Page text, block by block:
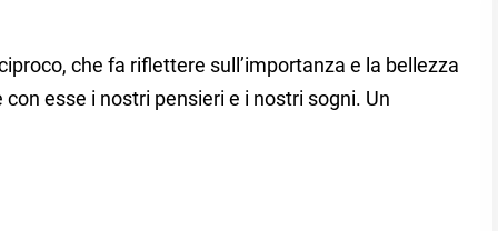
che fa riflettere sull’importanza e la bellezza
esse i nostri pensieri e i nostri sogni. Un